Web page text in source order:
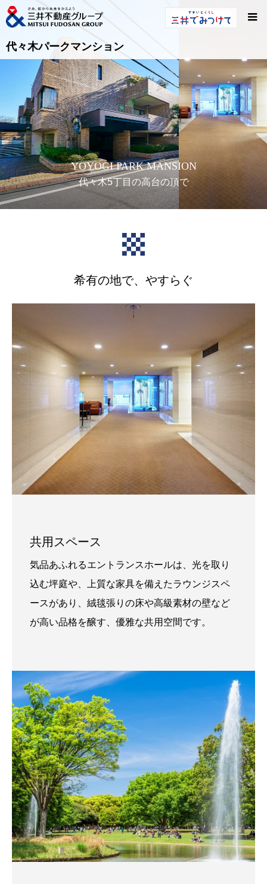
代々木パークマンション
YOYOGI PARK MANSION
代々木5丁目の高台の頂で
希有の地で、やすらぐ
共用スペース
気品あふれるエントランスホールは、光を取り
込む坪庭や、上質な家具を備えたラウンジスペ
ースがあり、絨毯張りの床や高級素材の壁など
が高い品格を醸す、優雅な共用空間です。